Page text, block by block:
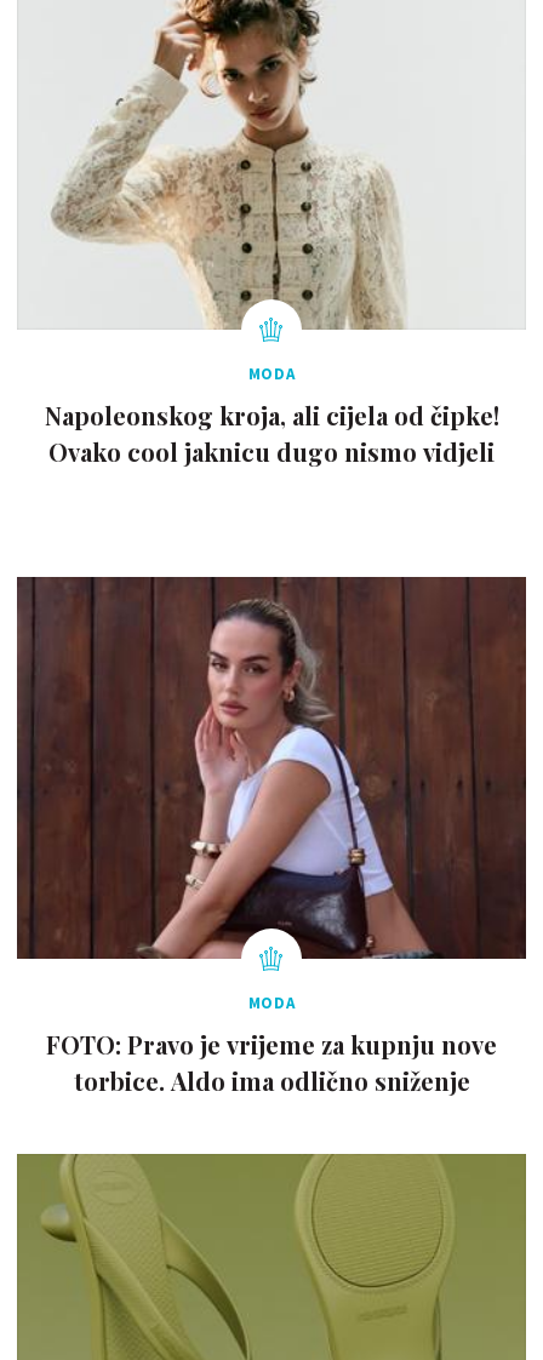
MODA
Napoleonskog kroja, ali cijela od čipke!
Ovako cool jaknicu dugo nismo vidjeli
MODA
FOTO: Pravo je vrijeme za kupnju nove
torbice. Aldo ima odlično sniženje